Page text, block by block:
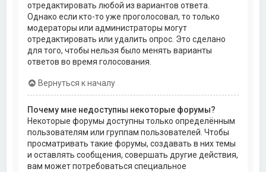
отредактировать любой из вариантов ответа.
Однако если кто-то уже проголосовал, то только
модераторы или администраторы могут
отредактировать или удалить опрос. Это сделано
для того, чтобы нельзя было менять варианты
ответов во время голосования.
Вернуться к началу
Почему мне недоступны некоторые форумы?
Некоторые форумы доступны только определённым
пользователям или группам пользователей. Чтобы
просматривать такие форумы, создавать в них темы
и оставлять сообщения, совершать другие действия,
вам может потребоваться специальное